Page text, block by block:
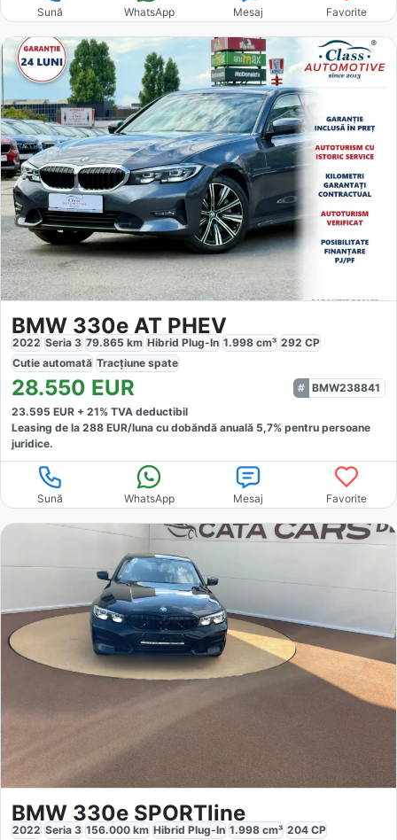
Sună WhatsApp Mesaj Favorite
BMW 330e AT PHEV
2022 Seria 3 79.865 km Hibrid Plug-In 1.998 cm³ 292 CP
Cutie automată Tracțiune spate
28.550 EUR
BMW238841
23.595 EUR + 21% TVA deductibil
Leasing de la 288 EUR/luna cu dobăndă anuală 5,7% pentru persoane
juridice.
Sună WhatsApp Mesaj Favorite
BMW 330e SPORTline
2022 Seria 3 156.000 km Hibrid Plug-In 1.998 cm³ 204 CP